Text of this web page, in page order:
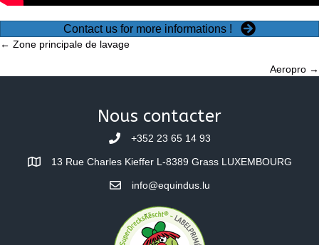
Contact us for more informations !
Posts
navigation
← Zone principale de lavage
Aeropro →
Nous contacter
+352 23 65 14 93
13 Rue Charles Kieffer L-8389 Grass LUXEMBOURG
info@equindus.lu